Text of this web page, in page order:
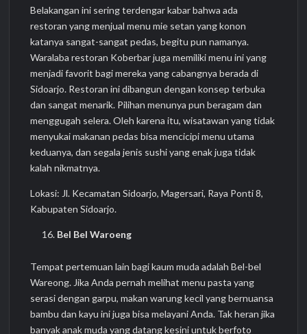
Belakangan ini sering terdengar kabar bahwa ada
restoran yang menjual menu mie setan yang konon
katanya sangat-sangat pedas, begitu pun namanya.
Waralaba restoran Koberbar juga memiliki menu ini yang
menjadi favorit bagi mereka yang cabangnya berada di
Sidoarjo. Restoran ini dibangun dengan konsep terbuka
dan sangat menarik. Pilihan menunya pun beragam dan
menggugah selera. Oleh karena itu, wisatawan yang tidak
menyukai makanan pedas bisa mencicipi menu utama
keduanya, dan segala jenis sushi yang enak juga tidak
kalah nikmatnya.
Lokasi: Jl. Kecamatan Sidoarjo, Magersari, Raya Ponti 8,
Kabupaten Sidoarjo.
Bel Bel Waroeng
Tempat pertemuan lain bagi kaum muda adalah Bel-bel
Wareong. Jika Anda pernah melihat menu pasta yang
serasi dengan garpu, makan warung kecil yang bernuansa
bambu dan kayu ini juga bisa melayani Anda. Tak heran jika
banyak anak muda yang datang kesini untuk berfoto